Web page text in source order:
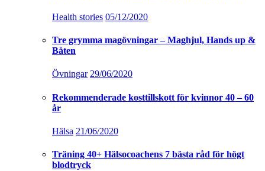
Health stories 05/12/2020
Tre grymma magövningar – Maghjul, Hands up &
Båten
Övningar 29/06/2020
Rekommenderade kosttillskott för kvinnor 40 – 60
år
Hälsa 21/06/2020
Träning 40+ Hälsocoachens 7 bästa råd för högt
blodtryck